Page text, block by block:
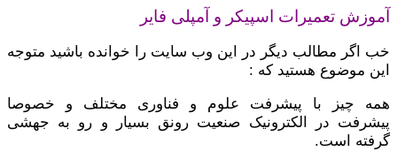
آموزش تعمیرات اسپیکر و آمپلی فایر
خب اگر مطالب دیگر در این وب سایت را خوانده باشید متوجه
این موضوع هستید که :
همه چیز با پیشرفت علوم و فناوری مختلف و خصوصا
پیشرفت در الکترونیک صنعیت رونق بسیار و رو به جهشی
گرفته است.